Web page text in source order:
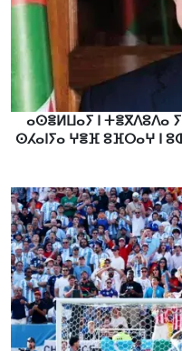
ⴰⵙⴻⵍⵡⴰⵢ ⵏ ⵜⴻⴳⴷⵓⴷⴰ
ⵙⵃⴰⵏⵢⴰ ⵖⴻⴼ ⵓⴼⵔⴰⵖ ⵏ